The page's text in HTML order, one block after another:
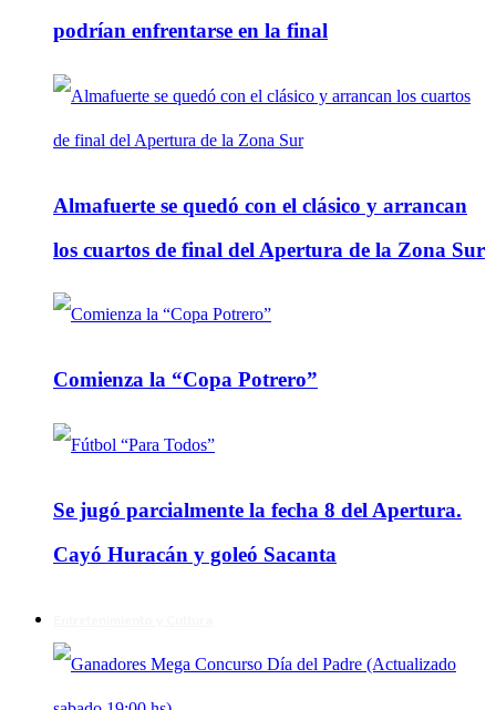
podrían enfrentarse en la final
Almafuerte se quedó con el clásico y arrancan
los cuartos de final del Apertura de la Zona Sur
Comienza la “Copa Potrero”
Se jugó parcialmente la fecha 8 del Apertura.
Cayó Huracán y goleó Sacanta